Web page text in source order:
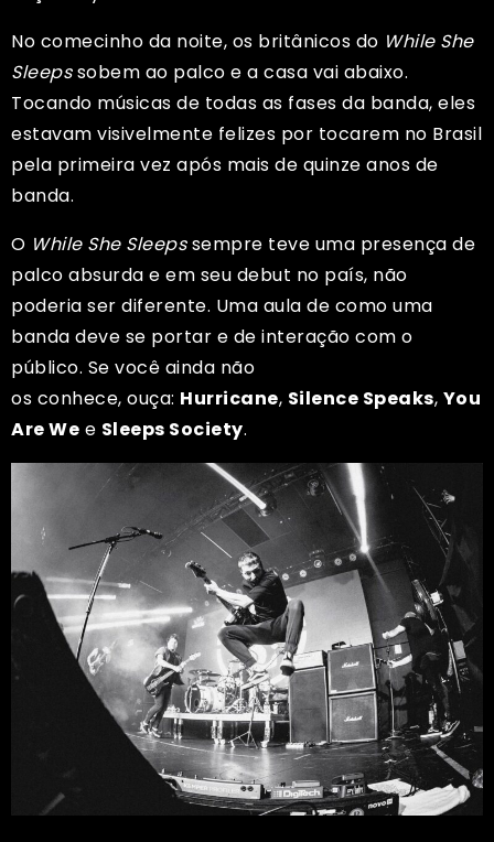
No comecinho da noite, os britânicos do While She
Sleepssobem ao palco e a casa vai abaixo.
Tocando músicas de todas as fases da banda, eles
estavam visivelmente felizes por tocarem no Brasil
pela primeira vez após mais de quinze anos de
banda.
O While She Sleepssempre teve uma presença de
palco absurda e em seu debut no país, não
poderia ser diferente. Uma aula de como uma
banda deve se portar e de interação com o
público. Se você ainda não
os conhece, ouça: Hurricane, Silence Speaks, You
Are We e Sleeps Society.